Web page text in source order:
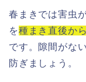
春まきでは害虫
を種まき直後か
です。隙間がな
防ぎましょう。